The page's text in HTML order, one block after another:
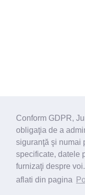
Conform GDPR,
obligaţia de a
siguranţă şi numai
specificate, datele
furnizaţi despre
aflati din pagina